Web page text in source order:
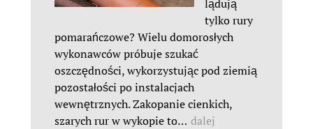
lądują
tylko rury
pomarańczowe? Wielu domorosłych
wykonawców próbuje szukać
oszczędności, wykorzystując pod ziemią
pozostałości po instalacjach
wewnętrznych. Zakopanie cienkich,
szarych rur w wykopie to… dalej